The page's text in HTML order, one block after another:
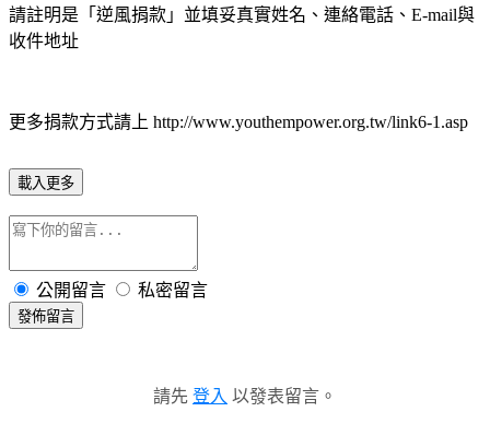
請註明是「逆風捐款」並填妥真實姓名、連絡電話、 E-mail與
收件地址
更多捐款方式請上 http://www.youthempower.org.tw/link6-1.asp
載入更多
公開留言 私密留言
發佈留言
請先 登入 以發表留言。